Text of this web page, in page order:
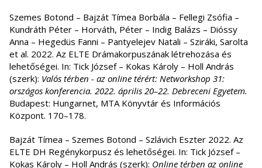
Szemes Botond – Bajzát Tímea Borbála – Fellegi Zsófia –
Kundráth Péter – Horváth, Péter – Indig Balázs – Dióssy
Anna – Hegedüs Fanni – Pantyelejev Natali – Sziráki, Sarolta
et al. 2022. Az ELTE Drámakorpuszának létrehozása és
lehetőségei. In: Tick József – Kokas Károly – Holl András
(szerk): Valós térben - az online térért: Networkshop 31:
országos konferencia. 2022. április 20–22. Debreceni Egyetem.
Budapest: Hungarnet, MTA Könyvtár és Információs
Központ. 170–178.
Bajzát Tímea – Szemes Botond – Szlávich Eszter 2022. Az
ELTE DH Regénykorpusz és lehetőségei. In: Tick József –
Kokas Károly – Holl András (szerk): Online térben az online